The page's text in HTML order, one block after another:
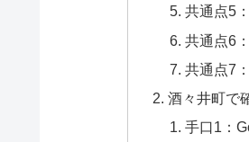
共通点5
共通点6
共通点7
酒々井町で
手口1：